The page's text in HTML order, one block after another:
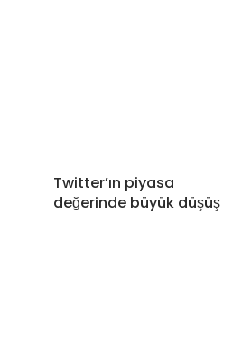
Twitter’ın piyasa
değerinde büyük düşüş